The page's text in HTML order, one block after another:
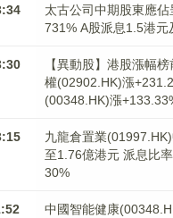
太古公司中期股東應
731% A股派息1.5港元
【異動股】港股漲幅
權(02902.HK)漲
(00348.HK)漲
九龍倉置業
至1.76億港元 派息比
30%
中國智能健康